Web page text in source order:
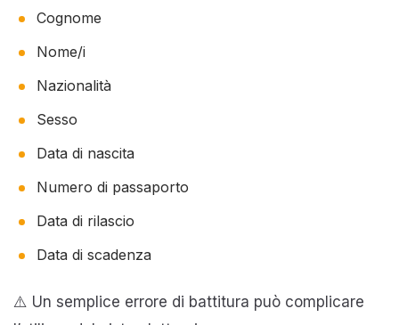
Cognome
Nome/i
Nazionalità
Sesso
Data di nascita
Numero di passaporto
Data di rilascio
Data di scadenza
⚠️ Un semplice errore di battitura può complicare